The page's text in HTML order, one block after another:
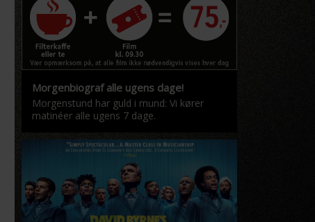
Morgenbiograf alle ugens dage!
Morgenstund har guld i mund: Vi kører
matinéer alle ugens 7 dage.